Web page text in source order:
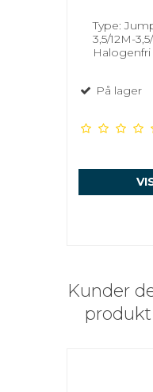
Type:
3,5/12M-
Halogenfri
På lager
Kunder